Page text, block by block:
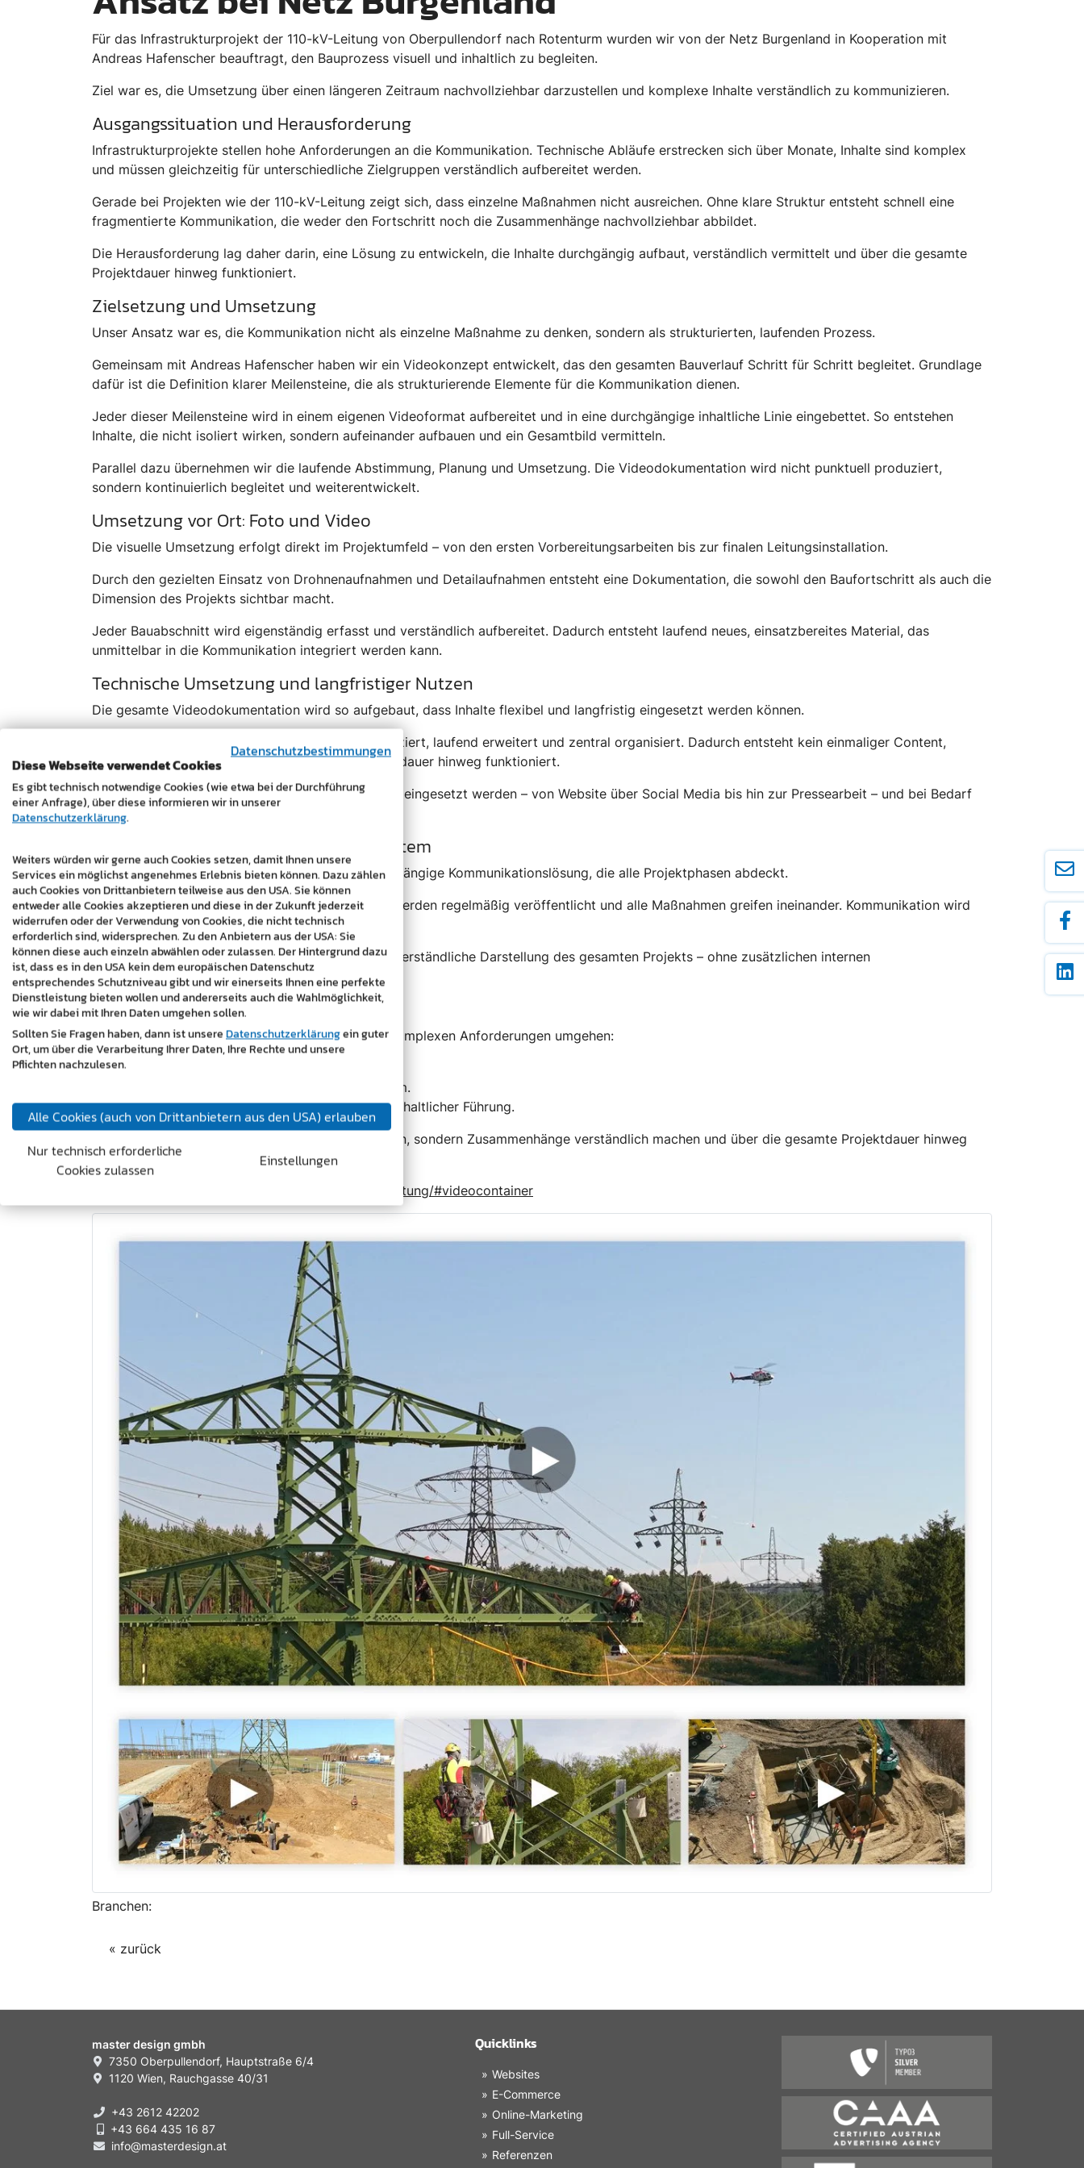
Für das Infrastrukturprojekt der 110-kV-Leitung von Oberpullendorf nach Rotenturm wurden wir von der Netz Burgenland in Kooperation mit
Andreas Hafenscher beauftragt, den Bauprozess visuell und inhaltlich zu begleiten.
Ziel war es, die Umsetzung über einen längeren Zeitraum nachvollziehbar darzustellen und komplexe Inhalte verständlich zu kommunizieren.
Ausgangssituation und Herausforderung
Infrastrukturprojekte stellen hohe Anforderungen an die Kommunikation. Technische Abläufe erstrecken sich über Monate, Inhalte sind komplex
und müssen gleichzeitig für unterschiedliche Zielgruppen verständlich aufbereitet werden.
Gerade bei Projekten wie der 110-kV-Leitung zeigt sich, dass einzelne Maßnahmen nicht ausreichen. Ohne klare Struktur entsteht schnell eine
fragmentierte Kommunikation, die weder den Fortschritt noch die Zusammenhänge nachvollziehbar abbildet.
Die Herausforderung lag daher darin, eine Lösung zu entwickeln, die Inhalte durchgängig aufbaut, verständlich vermittelt und über die gesamte
Projektdauer hinweg funktioniert.
Zielsetzung und Umsetzung
Unser Ansatz war es, die Kommunikation nicht als einzelne Maßnahme zu denken, sondern als strukturierten, laufenden Prozess.
Gemeinsam mit Andreas Hafenscher haben wir ein Videokonzept entwickelt, das den gesamten Bauverlauf Schritt für Schritt begleitet. Grundlage
dafür ist die Definition klarer Meilensteine, die als strukturierende Elemente für die Kommunikation dienen.
Jeder dieser Meilensteine wird in einem eigenen Videoformat aufbereitet und in eine durchgängige inhaltliche Linie eingebettet. So entstehen
Inhalte, die nicht isoliert wirken, sondern aufeinander aufbauen und ein Gesamtbild vermitteln.
Parallel dazu übernehmen wir die laufende Abstimmung, Planung und Umsetzung. Die Videodokumentation wird nicht punktuell produziert,
sondern kontinuierlich begleitet und weiterentwickelt.
Umsetzung vor Ort: Foto und Video
Die visuelle Umsetzung erfolgt direkt im Projektumfeld – von den ersten Vorbereitungsarbeiten bis zur finalen Leitungsinstallation.
Durch den gezielten Einsatz von Drohnenaufnahmen und Detailaufnahmen entsteht eine Dokumentation, die sowohl den Baufortschritt als auch die
Dimension des Projekts sichtbar macht.
Jeder Bauabschnitt wird eigenständig erfasst und verständlich aufbereitet. Dadurch entsteht laufend neues, einsatzbereites Material, das
unmittelbar in die Kommunikation integriert werden kann.
Technische Umsetzung und langfristiger Nutzen
Die gesamte Videodokumentation wird so aufgebaut, dass Inhalte flexibel und langfristig eingesetzt werden können.
Video- und Bildmaterial werden strukturiert produziert, laufend erweitert und zentral organisiert. Dadurch entsteht kein einmaliger Content,
sondern ein System, das über die gesamte Projektdauer hinweg funktioniert.
Die Inhalte können gezielt für verschiedene Kanäle eingesetzt werden – von Website über Social Media bis hin zur Pressearbeit – und bei Bedarf
jederzeit erweitert oder neu kombiniert werden.
Kontinuierliche Kommunikation als System
Durch die laufende Betreuung entsteht eine durchgängige Kommunikationslösung, die alle Projektphasen abdeckt.
Der Baufortschritt bleibt nachvollziehbar, Inhalte werden regelmäßig veröffentlicht und alle Maßnahmen greifen ineinander. Kommunikation wird
nicht reaktiv umgesetzt, sondern aktiv gesteuert.
Für Netz Burgenland bedeutet das eine klare und verständliche Darstellung des gesamten Projekts – ohne zusätzlichen internen
Koordinationsaufwand.
Fazit
Das Projekt zeigt, wie wir bei master design mit komplexen Anforderungen umgehen:
Wir strukturieren Inhalte entlang realer Prozesse.
Wir denken Kommunikation als langfristiges System.
Und wir verbinden visuelle Umsetzung mit klarer inhaltlicher Führung.
So entstehen Lösungen, die nicht nur Inhalte zeigen, sondern Zusammenhänge verständlich machen und über die gesamte Projektdauer hinweg
funktionieren.
https://www.netzburgenland.at/strom/110-kv-leitung/#videocontainer
Branchen:
« zurück
master design gmbh
7350 Oberpullendorf, Hauptstraße 6/4
1120 Wien, Rauchgasse 40/31
+43 2612 42202
+43 664 435 16 87
info@masterdesign.at
Quicklinks
Websites
E-Commerce
Online-Marketing
Full-Service
Referenzen
Datenschutzbestimmungen
Diese Webseite verwendet Cookies
Es gibt technisch notwendige Cookies (wie etwa bei der Durchführung
einer Anfrage), über diese informieren wir in unserer
Datenschutzerklärung.
Weiters würden wir gerne auch Cookies setzen, damit Ihnen unsere
Services ein möglichst angenehmes Erlebnis bieten können. Dazu zählen
auch Cookies von Drittanbietern teilweise aus den USA. Sie können
entweder alle Cookies akzeptieren und diese in der Zukunft jederzeit
widerrufen oder der Verwendung von Cookies, die nicht technisch
erforderlich sind, widersprechen. Zu den Anbietern aus der USA: Sie
können diese auch einzeln abwählen oder zulassen. Der Hintergrund dazu
ist, dass es in den USA kein dem europäischen Datenschutz
entsprechendes Schutzniveau gibt und wir einerseits Ihnen eine perfekte
Dienstleistung bieten wollen und andererseits auch die Wahlmöglichkeit,
wie wir dabei mit Ihren Daten umgehen sollen.
Sollten Sie Fragen haben, dann ist unsereDatenschutzerklärungein guter
Ort, um über die Verarbeitung Ihrer Daten, Ihre Rechte und unsere
Pflichten nachzulesen.
Alle Cookies (auch von Drittanbietern aus den USA) erlauben
Nur technisch erforderliche
Cookies zulassen
Einstellungen